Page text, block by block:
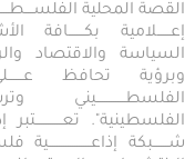
القصة المحلية
إعــــــلامية بكـــــــافة
السياسة والاقتصاد
وبرؤية تحافظ
الفلسطـــــــــــــيني
الفلسطينية". تعــــــــــــتبر
شـــــــبكة إذاعـــــــــــــــــــية